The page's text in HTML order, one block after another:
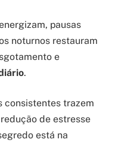
pausas
noturnos restauram
e
.
consistentes trazem
de estresse
está na